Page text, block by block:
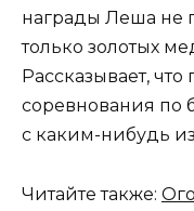
награды Леша не
только золотых
Рассказывает,
соревнования по
с каким-нибудь
Читайте также: